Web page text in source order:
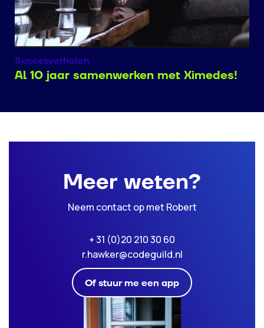
Succesverhalen
Al 10 jaar samenwerken met Ximedes!
Meer weten?
Neem contact op met Robert
+ 31 (0)20 210 30 60
r.hawker@codeguild.nl
Of stuur me een app